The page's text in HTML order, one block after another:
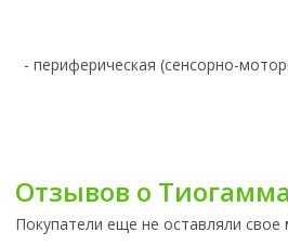
- периферическая (сенсорно-
Отзывов о
Покупатели еще не оставляли свое